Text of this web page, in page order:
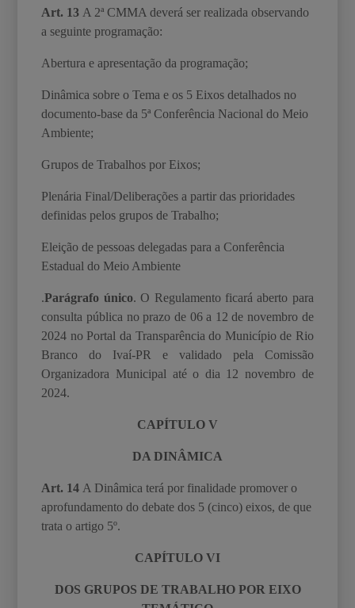
Art. 13 A 2ªCMMA deverá ser realizada observando
a seguinte programação:
Abertura e apresentação da programação;
Dinâmica sobre o Tema e os 5 Eixos detalhados no
documento-base da 5ª Conferência Nacional do Meio
Ambiente;
Grupos de Trabalhos por Eixos;
Plenária Final/Deliberações a partir das prioridades
definidas pelos grupos de Trabalho;
Eleição de pessoas delegadas para a Conferência
Estadual do Meio Ambiente
.Parágrafo único. O Regulamento ficará aberto para
consulta pública no prazo de 06 a 12 de novembro de
2024 no Portal da Transparência do Município de Rio
Branco do Ivaí-PR e validado pela Comissão
Organizadora Municipal até o dia 12 novembro de
2024.
CAPÍTULO V
DA DINÂMICA
Art. 14 A Dinâmica terá por finalidade promover o
aprofundamento do debate dos 5 (cinco)eixos, de que
trata o artigo 5º.
CAPÍTULO VI
DOS GRUPOS DE TRABALHO POR EIXO